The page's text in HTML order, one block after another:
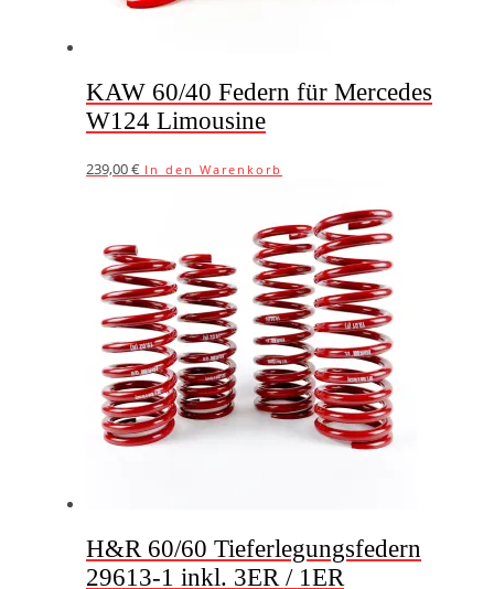
KAW 60/40 Federn für Mercedes
W124 Limousine
239,00€ In den Warenkorb
H&R 60/60 Tieferlegungsfedern
29613-1 inkl. 3ER / 1ER